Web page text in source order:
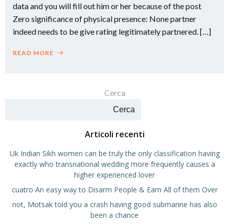
data and you will fill out him or her because of the post
Zero significance of physical presence: None partner
indeed needs to be give rating legitimately partnered. […]
READ MORE
Cerca
Cerca
Articoli recenti
Uk Indian Sikh women can be truly the only classification having
exactly who transnational wedding more frequently causes a
higher experienced lover
cuatro An easy way to Disarm People & Earn All of them Over
not, Motsak told you a crash having good submarine has also
been a chance